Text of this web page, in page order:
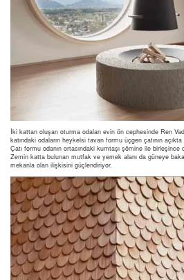
İki kattan oluşan oturma odaları evin ön cephesinde Ren
katındaki odaların heykelsi tavan formu üçgen çatının açıkta
Çatı formu odanın ortasındaki kumtaşı şömine ile
Zemin katta bulunan mutfak ve yemek alanı da güneye
mekanla olan ilişkisini güçlendiriyor.